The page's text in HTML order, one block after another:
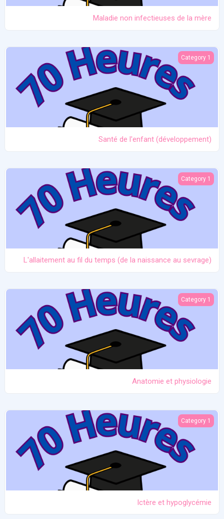
Maladie non infectieuses de la mère
Santé de l'enfant (développement)
Category 1
Santé de l'enfant (développement)
L'allaitement au fil du temps (de la naissance au sevrage)
Category 1
L'allaitement au fil du temps (de la naissance au sevrage)
Anatomie et physiologie
Category 1
Anatomie et physiologie
Ictère et hypoglycémie
Category 1
Ictère et hypoglycémie